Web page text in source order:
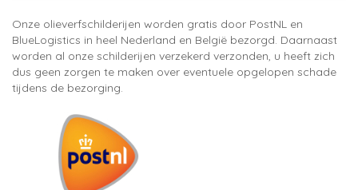
Onze olieverfschilderijen worden gratis door PostNL en
BlueLogistics in heel Nederland en België bezorgd. Daarnaast
worden al onze schilderijen verzekerd verzonden, u heeft zich
dus geen zorgen te maken over eventuele opgelopen schade
tijdens de bezorging.